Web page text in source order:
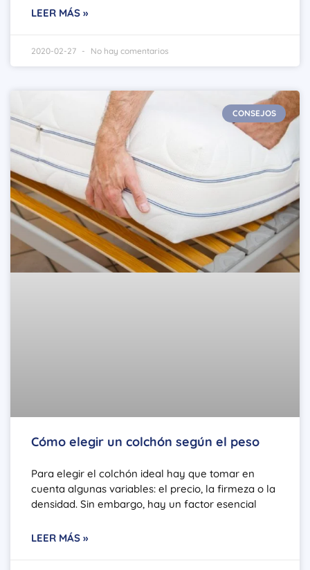
LEER MÁS »
2020-02-27 No hay comentarios
CONSEJOS
Cómo elegir un colchón según el peso
Para elegir el colchón ideal hay que tomar en
cuenta algunas variables: el precio, la firmeza o la
densidad. Sin embargo, hay un factor esencial
LEER MÁS »